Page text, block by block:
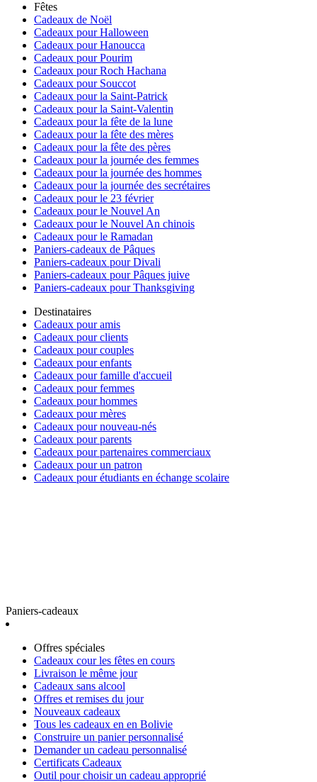
Fêtes
Cadeaux de Noël
Cadeaux pour Halloween
Cadeaux pour Hanoucca
Cadeaux pour Pourim
Cadeaux pour Roch Hachana
Cadeaux pour Souccot
Cadeaux pour la Saint-Patrick
Cadeaux pour la Saint-Valentin
Cadeaux pour la fête de la lune
Cadeaux pour la fête des mères
Cadeaux pour la fête des pères
Cadeaux pour la journée des femmes
Cadeaux pour la journée des hommes
Cadeaux pour la journée des secrétaires
Cadeaux pour le 23 février
Cadeaux pour le Nouvel An
Cadeaux pour le Nouvel An chinois
Cadeaux pour le Ramadan
Paniers-cadeaux de Pâques
Paniers-cadeaux pour Divali
Paniers-cadeaux pour Pâques juive
Paniers-cadeaux pour Thanksgiving
Destinataires
Cadeaux pour amis
Cadeaux pour clients
Cadeaux pour couples
Cadeaux pour enfants
Cadeaux pour famille d'accueil
Cadeaux pour femmes
Cadeaux pour hommes
Cadeaux pour mères
Cadeaux pour nouveau-nés
Cadeaux pour parents
Cadeaux pour partenaires commerciaux
Cadeaux pour un patron
Cadeaux pour étudiants en échange scolaire
Paniers-cadeaux
Offres spéciales
Cadeaux cour les fêtes en cours
Livraison le même jour
Cadeaux sans alcool
Offres et remises du jour
Nouveaux cadeaux
Tous les cadeaux en en Bolivie
Construire un panier personnalisé
Demander un cadeau personnalisé
Certificats Cadeaux
Outil pour choisir un cadeau approprié